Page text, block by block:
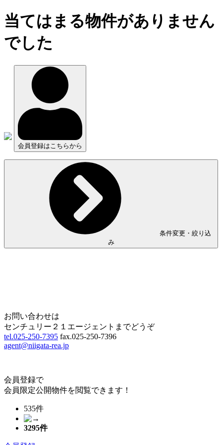
当てはまる物件がありません
でした
会員登録はこちらから
条件変更・絞り込
み
お問い合わせは
センチュリー２１エージェントまでどうぞ
tel.025-250-7395 fax.025-250-7396
agent@niigata-rea.jp
会員登録で
会員限定公開物件を閲覧できます！
535件
3295件